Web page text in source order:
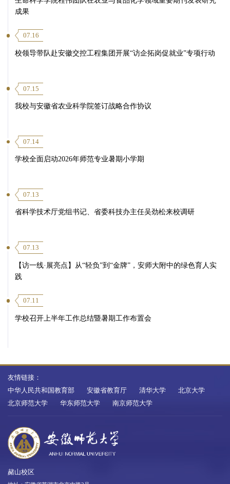
成果
07.16
校领导带队赴安徽交控工程集团开展“访企拓岗促就业”专项行动
07.15
我校与安徽省农业科学院签订战略合作协议
07.14
学校全面启动2026年师范专业暑期小学期
07.13
省科学技术厅党组书记、省委科技办主任吴劲松来校调研
07.13
【访一线·展亮点】从“轻负”到“金牌”，安师大附中的绿色育人实
践
07.11
学校召开上半年工作总结暨暑期工作布置会
友情链接：
中华人民共和国教育部
安徽省教育厅 清华大学
北京大学
北京师范大学
华东师范大学 南京师范大学
赭山校区